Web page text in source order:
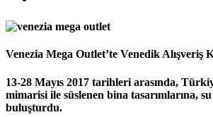
Venezia Mega Outlet’te Venedik Alışveriş
13-28 Mayıs 2017 tarihleri arasında,
mimarisi ile süslenen bina tasarımlarına,
buluşturdu.